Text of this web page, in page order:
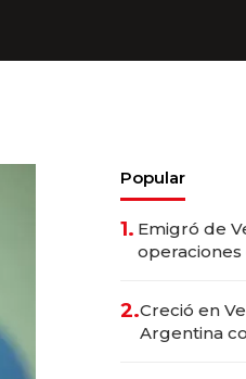
Popular
1. Emigró de
operaciones
2.Creció en
Argentina